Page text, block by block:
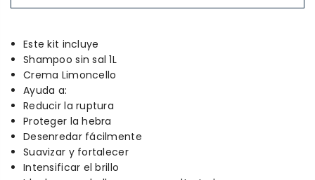
Este kit incluye
Shampoo sin sal 1L
Crema Limoncello
Ayuda a:
Reducir la ruptura
Proteger la hebra
Desenredar fácilmente
Suavizar y fortalecer
Intensificar el brillo